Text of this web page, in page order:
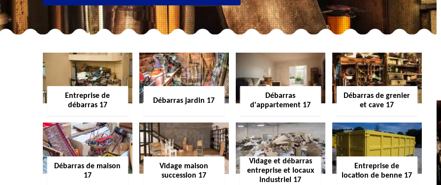
Entreprise de
débarras 17
Débarras jardin 17
Débarras
d'appartement 17
Débarras de grenier
et cave 17
Débarras de maison
17
Vidage maison
succession 17
Vidage et débarras
entreprise et locaux
industriel 17
Entreprise de
location de benne 17